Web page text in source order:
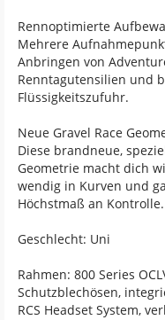
Rennoptimierte
Mehrere
Anbringen von
Renntagutensilien und
Flüssigkeitszufuhr.
Neue Gravel Race
Diese brandneue,
Geometrie macht dich
wendig in Kurven und
Höchstmaß an Kontrolle.
Geschlecht: Uni
Rahmen: 800 Series
Schutzblechösen,
RCS Headset System,